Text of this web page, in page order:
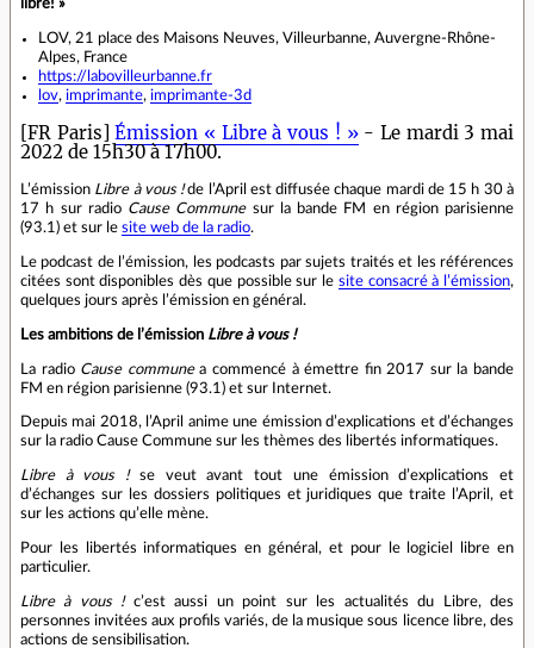
libre! »
LOV, 21 place des Maisons Neuves, Villeurbanne, Auvergne-Rhône-
Alpes, France
https://labovilleurbanne.fr
lov, imprimante, imprimante-3d
[FR Paris]Émission « Libre à vous ! »- Le mardi 3 mai
2022 de 15h30 à 17h00.
L’émission Libre à vous !de l’April est diffusée chaque mardi de 15 h 30 à
17 h sur radio Cause Communesur la bande FM en région parisienne
(93.1) et sur le site web de la radio.
Le podcast de l’émission, les podcasts par sujets traités et les références
citées sont disponibles dès que possible sur le site consacré à l’émission,
quelques jours après l’émission en général.
Les ambitions de l’émission Libre à vous !
La radio Cause communea commencé à émettre fin 2017 sur la bande
FM en région parisienne (93.1) et sur Internet.
Depuis mai 2018, l’April anime une émission d’explications et d’échanges
sur la radio Cause Commune sur les thèmes des libertés informatiques.
Libre à vous !se veut avant tout une émission d’explications et
d’échanges sur les dossiers politiques et juridiques que traite l’April, et
sur les actions qu’elle mène.
Pour les libertés informatiques en général, et pour le logiciel libre en
particulier.
Libre à vous !c’est aussi un point sur les actualités du Libre, des
personnes invitées aux profils variés, de la musique sous licence libre, des
actions de sensibilisation.